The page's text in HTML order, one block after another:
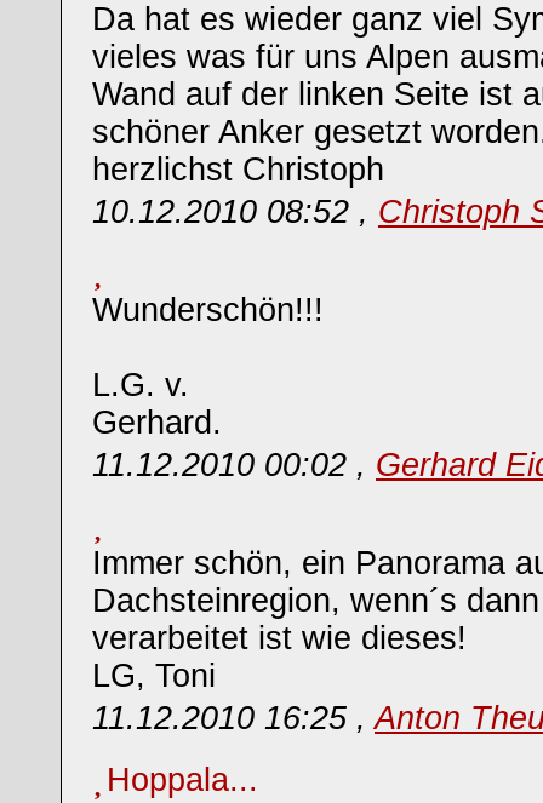
Da hat es wieder ganz viel
vieles was für uns Alpen
Wand auf der linken Seite ist
schöner Anker gesetzt
herzlichst Christoph
10.12.2010 08:52 , Christoph
Wunderschön!!!
L.G. v.
Gerhard.
11.12.2010 00:02 , Gerhard
Immer schön, ein Panorama
Dachsteinregion, wenn´s
verarbeitet ist wie dieses!
LG, Toni
11.12.2010 16:25 ,Anton
Hoppala...